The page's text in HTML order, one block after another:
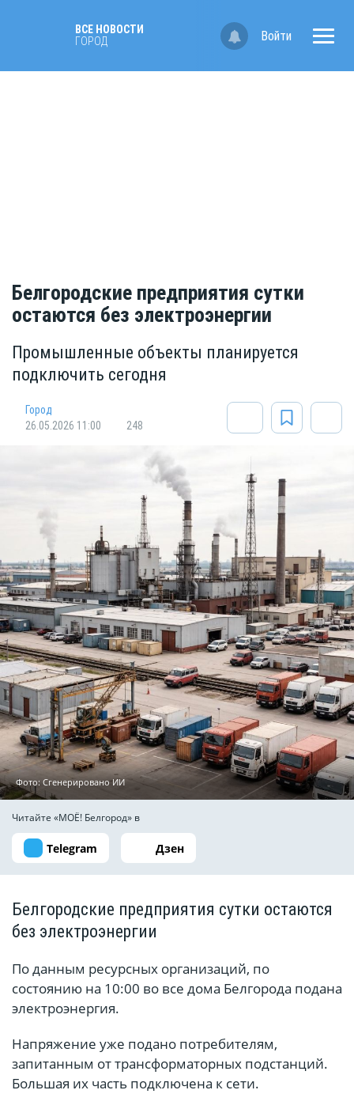
ВСЕ НОВОСТИ
ГОРОД
Войти
Белгородские предприятия сутки
остаются без электроэнергии
Промышленные объекты планируется
подключить сегодня
Город
26.05.2026 11:00
248
Фото: Сгенерировано ИИ
Читайте «МОЁ! Белгород» в
Telegram Дзен
Белгородские предприятия сутки остаются
без электроэнергии
По данным ресурсных организаций, по
состоянию на 10:00 во все дома Белгорода подана
электроэнергия.
Напряжение уже подано потребителям,
запитанным от трансформаторных подстанций.
Большая их часть подключена к сети.